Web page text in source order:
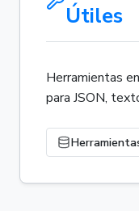
Útiles
Herramientas
para JSON,